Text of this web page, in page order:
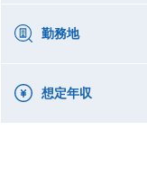
勤務地
想定年収